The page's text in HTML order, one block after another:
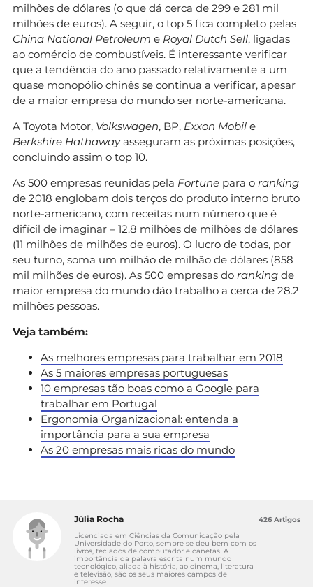
milhões de dólares (o que dá cerca de 299 e 281 mil
milhões de euros). A seguir, o top 5 fica completo pelas
China National Petroleum e Royal Dutch Sell, ligadas
ao comércio de combustíveis. É interessante verificar
que a tendência do ano passado relativamente a um
quase monopólio chinês se continua a verificar, apesar
de a maior empresa do mundo ser norte-americana.
A Toyota Motor, Volkswagen, BP, Exxon Mobil e
Berkshire Hathawayasseguram as próximas posições,
concluindo assim o top 10.
As 500 empresas reunidas pela Fortune para o ranking
de 2018 englobam dois terços do produto interno bruto
norte-americano, com receitas num número que é
difícil de imaginar – 12.8 milhões de milhões de dólares
(11 milhões de milhões de euros). O lucro de todas, por
seu turno, soma um milhão de milhão de dólares (858
mil milhões de euros). As 500 empresas do ranking de
maior empresa do mundo dão trabalho a cerca de 28.2
milhões pessoas.
Veja também:
As melhores empresas para trabalhar em 2018
As 5 maiores empresas portuguesas
10 empresas tão boas como a Google para
trabalhar em Portugal
Ergonomia Organizacional: entenda a
importância para a sua empresa
As 20 empresas mais ricas do mundo
Júlia Rocha
Licenciada em Ciências da Comunicação pela
Universidade do Porto, sempre se deu bem com os
livros, teclados de computador e canetas. A
importância da palavra escrita num mundo
tecnológico, aliada à história, ao cinema, literatura
e televisão, são os seus maiores campos de
interesse.
426 Artigos